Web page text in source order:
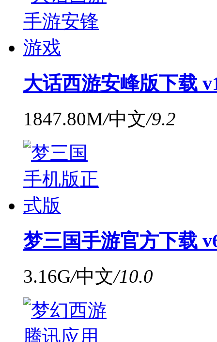
大话西游安峰版下载
1847.80M/中文/9.2
梦三国手游官方下载
3.16G/中文/10.0